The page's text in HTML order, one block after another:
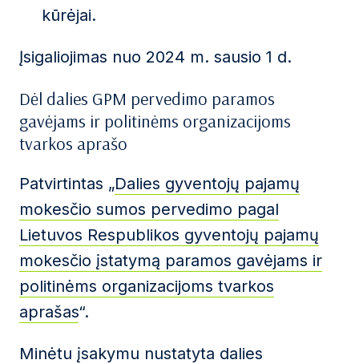
kūrėjai.
Įsigaliojimas nuo 2024 m. sausio 1 d.
Dėl dalies GPM pervedimo paramos
gavėjams ir politinėms organizacijoms
tvarkos aprašo
Patvirtintas „Dalies gyventojų pajamų
mokesčio sumos pervedimo pagal
Lietuvos Respublikos gyventojų pajamų
mokesčio įstatymą paramos gavėjams ir
politinėms organizacijoms tvarkos
aprašas“.
Minėtu įsakymu nustatyta dalies